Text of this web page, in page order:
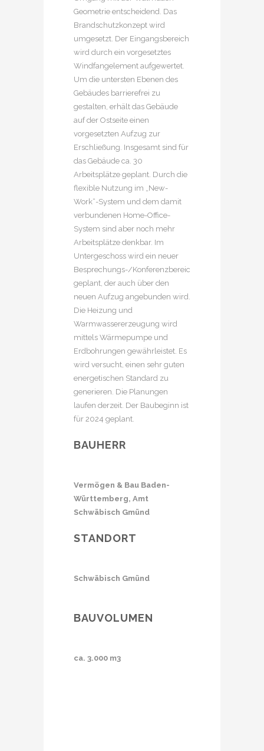
Geometrie entscheidend. Das
Brandschutzkonzept wird
umgesetzt. Der Eingangsbereich
wird durch ein vorgesetztes
Windfangelement aufgewertet.
Um die untersten Ebenen des
Gebäudes barrierefrei zu
gestalten, erhält das Gebäude
auf der Ostseite einen
vorgesetzten Aufzug zur
Erschließung. Insgesamt sind für
das Gebäude ca. 30
Arbeitsplätze geplant. Durch die
flexible Nutzung im „New-
Work“-System und dem damit
verbundenen Home-Office-
System sind aber noch mehr
Arbeitsplätze denkbar. Im
Untergeschoss wird ein neuer
Besprechungs-/Konferenzbereich
geplant, der auch über den
neuen Aufzug angebunden wird.
Die Heizung und
Warmwassererzeugung wird
mittels Wärmepumpe und
Erdbohrungen gewährleistet. Es
wird versucht, einen sehr guten
energetischen Standard zu
generieren. Die Planungen
laufen derzeit. Der Baubeginn ist
für 2024 geplant.
BAUHERR
Vermögen & Bau Baden-
Württemberg, Amt
Schwäbisch Gmünd
STANDORT
Schwäbisch Gmünd
BAUVOLUMEN
ca. 3.000 m3